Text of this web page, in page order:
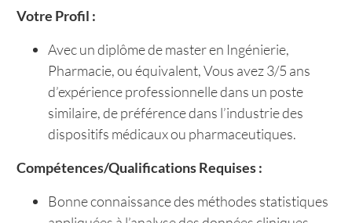
Votre Profil :
Avec un diplôme de master en Ingénierie,
Pharmacie, ou équivalent, Vous avez 3/5 ans
d’expérience professionnelle dans un poste
similaire, de préférence dans l’industrie des
dispositifs médicaux ou pharmaceutiques.
Compétences/Qualifications Requises :
Bonne connaissance des méthodes statistiques